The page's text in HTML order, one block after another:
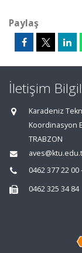
Paylaş
İletişim
Karadeniz
Koordinasyon
TRABZON
0462 377 22 00
0462 325 34 84